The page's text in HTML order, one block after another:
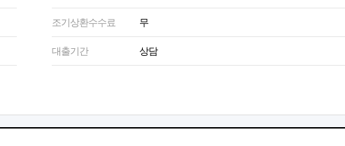
조기상환수수료 무
대출기간 상담